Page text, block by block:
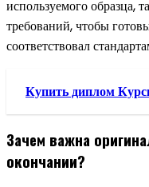
используемого образца,
требований, чтобы
соответствовал
Купить диплом
Зачем важна
окончании?